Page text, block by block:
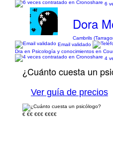
6
Dora
Cambrils
Email validado
Dra en Psicología y conocimientos en
4
¿Cuánto cuesta un
Ver guía de precios
€ €€ €€€ €€€€